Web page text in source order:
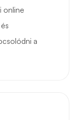
online
a